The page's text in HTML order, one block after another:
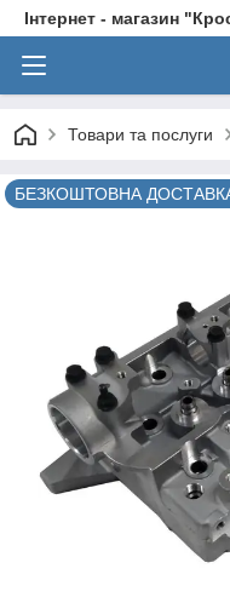
Інтернет - магазин
Товари та послуги
БЕЗКОШТОВНА